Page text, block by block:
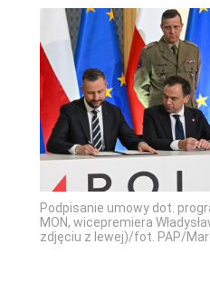
Podpisanie umowy dot.
MON, wicepremiera
zdjęciu z lewej)/fot. PAP/